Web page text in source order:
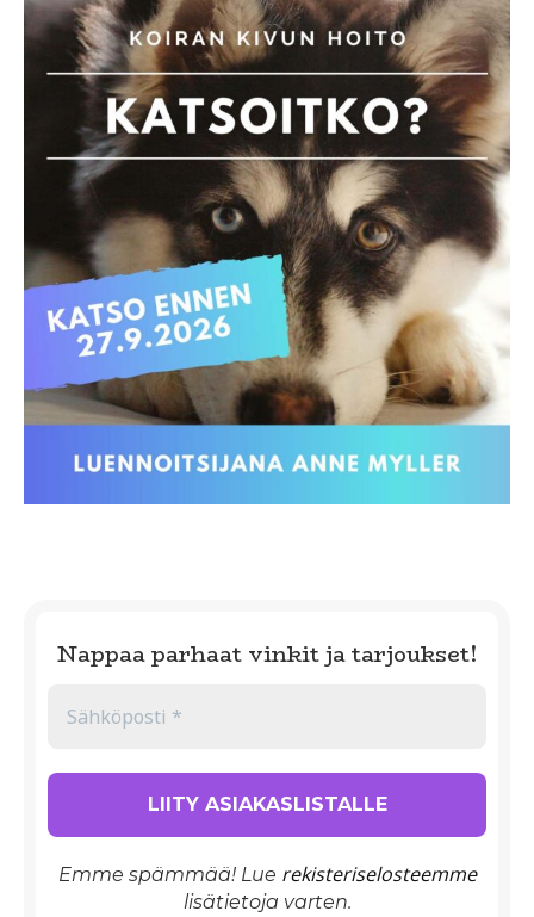
Nappaa parhaat vinkit ja tarjoukset!
Emme spämmää! Lue rekisteriselosteemme
lisätietoja varten.